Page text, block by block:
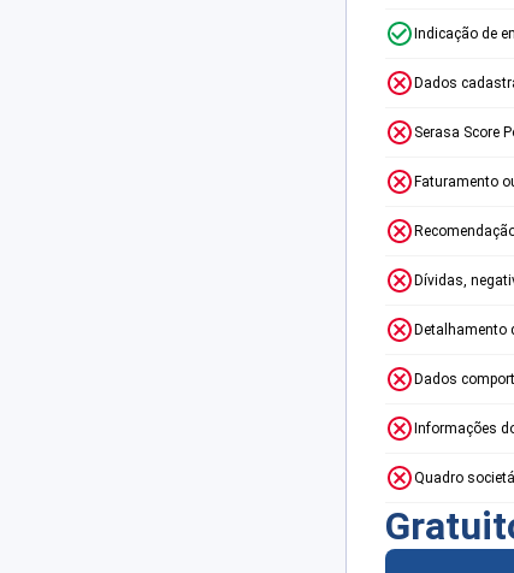
Indicação de
Dados
Serasa Score
Faturamento
Dívidas,
Detalhamento
Dados
Informações
Quadro